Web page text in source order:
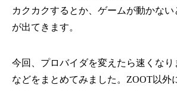
カクカクするとか、ゲームが動かな
が出てきます。
今回、プロバイダを変えたら速くな
などをまとめてみました。ZOOT以外